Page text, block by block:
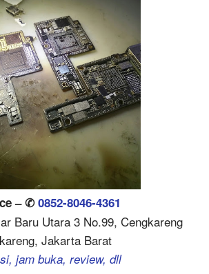
– ✆0852-8046-4361
Baru Utara 3 No.99, Cengkareng
Jakarta Barat
jam buka, review, dll